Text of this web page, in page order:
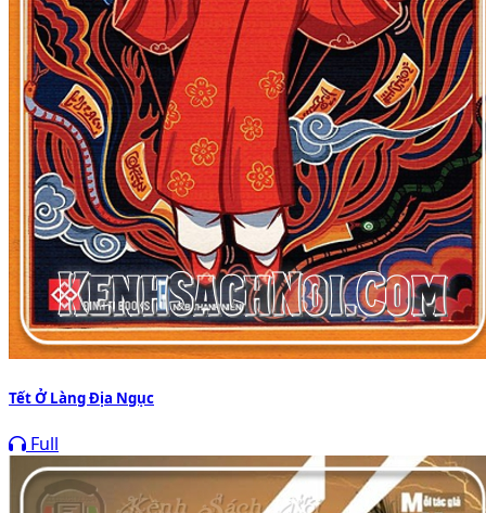
Tết Ở Làng Địa Ngục
Full